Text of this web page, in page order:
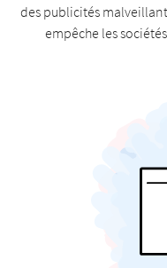
des publicités
empêche les